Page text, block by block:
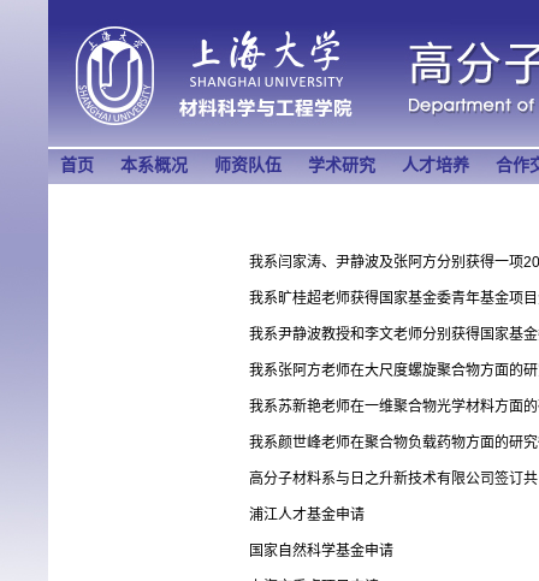
首页 本系概况 师资队伍 学术研究 人才培养 合作
我系闫家涛、尹静波及张阿方分别获得一项
我系旷桂超老师获得国家基金委青年基金项
我系尹静波教授和李文老师分别获得国家基
我系张阿方老师在大尺度螺旋聚合物方面的
我系苏新艳老师在一维聚合物光学材料方面
我系颜世峰老师在聚合物负载药物方面的研
高分子材料系与日之升新技术有限公司签订
浦江人才基金申请
国家自然科学基金申请